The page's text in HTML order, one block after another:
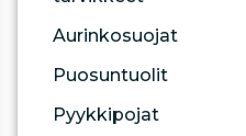
Aurinkosuojat
Puosuntuolit
Pyykkipojat